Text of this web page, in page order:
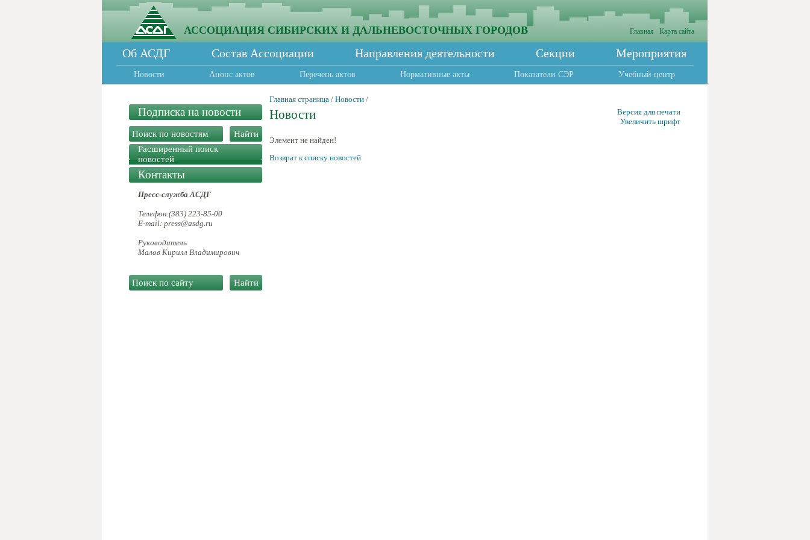
АССОЦИАЦИЯ СИБИРСКИХ И ДАЛЬНЕВОСТОЧНЫХ ГОРОДОВ Главная Карта сайта
Об АСДГ Состав Ассоциации Направления деятельности Секции Мероприятия
Новости Анонс актов Перечень актов Нормативные акты Показатели СЭР Учебный центр
Подписка на новости
Расширенный поиск
новостей
Контакты
Пресс-служба АСДГ
Телефон:(383) 223-85-00
E-mail: press@asdg.ru
Руководитель
Малов Кирилл Владимирович
Главная страница / Новости /
Новости
Версия для печати
Увеличить шрифт
Элемент не найден!
Возврат к списку новостей